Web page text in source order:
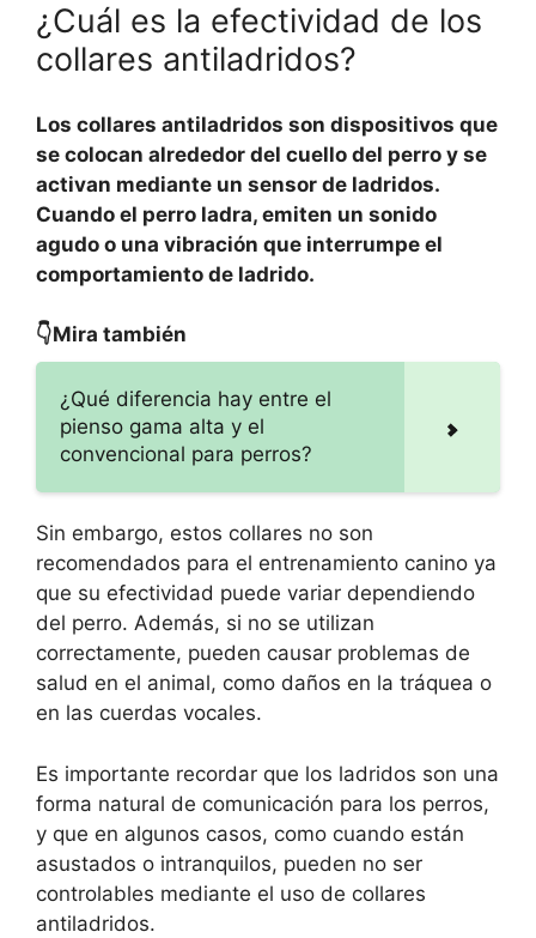
¿Cuál es la efectividad de los
collares antiladridos?
Los collares antiladridos son dispositivos que
se colocan alrededor del cuello del perro y se
activan mediante un sensor de ladridos.
Cuando el perro ladra, emiten un sonido
agudo o una vibración que interrumpe el
comportamiento de ladrido.
👇Mira también
¿Qué diferencia hay entre el
pienso gama alta y el
convencional para perros?
Sin embargo, estos collares no son
recomendados para el entrenamiento canino ya
que su efectividad puede variar dependiendo
del perro. Además, si no se utilizan
correctamente, pueden causar problemas de
salud en el animal, como daños en la tráquea o
en las cuerdas vocales.
Es importante recordar que los ladridos son una
forma natural de comunicación para los perros,
y que en algunos casos, como cuando están
asustados o intranquilos, pueden no ser
controlables mediante el uso de collares
antiladridos.